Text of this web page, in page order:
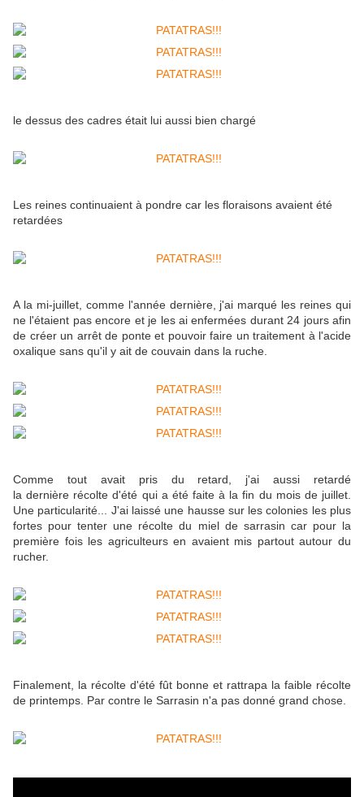
le dessus des cadres était lui aussi bien chargé
Les reines continuaient à pondre car les floraisons avaient été
retardées
A la mi-juillet, comme l'année dernière, j'ai marqué les reines qui
ne l'étaient pas encore et je les ai enfermées durant 24 jours afin
de créer un arrêt de ponte et pouvoir faire un traitement à l'acide
oxalique sans qu'il y ait de couvain dans la ruche.
Comme tout avait pris du retard, j'ai aussi retardé
la dernière récolte d'été qui a été faite à la fin du mois de juillet.
Une particularité... J'ai laissé une hausse sur les colonies les plus
fortes pour tenter une récolte du miel de sarrasin car pour la
première fois les agriculteurs en avaient mis partout autour du
rucher.
Finalement, la récolte d'été fût bonne et rattrapa la faible récolte
de printemps. Par contre le Sarrasin n'a pas donné grand chose.